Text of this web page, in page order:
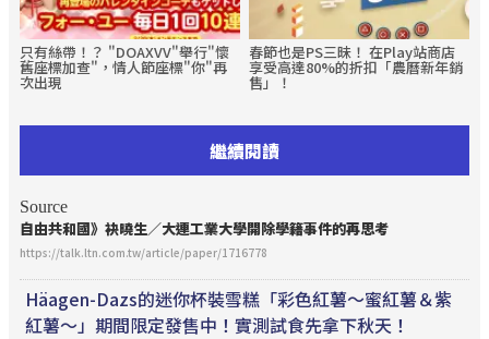
只有絲帶！？ "DOAXVV"舉行"懷
舊座標加查"，情人節座標"你"再
次出現
春節也是PS三昧！ 在Play站商店
享受高達80%的折扣「農曆新年銷
售」！
繼續閱讀
Source
自由共和國》袂曉生／大連工業大學開除學籍事件的再思考
https://talk.ltn.com.tw/article/paper/1716778
Häagen-Dazs的迷你杯裝雪糕「彩色紅薯～蜜紅薯＆紫
紅薯～」期間限定發售中！實測試食先拿下秋天！